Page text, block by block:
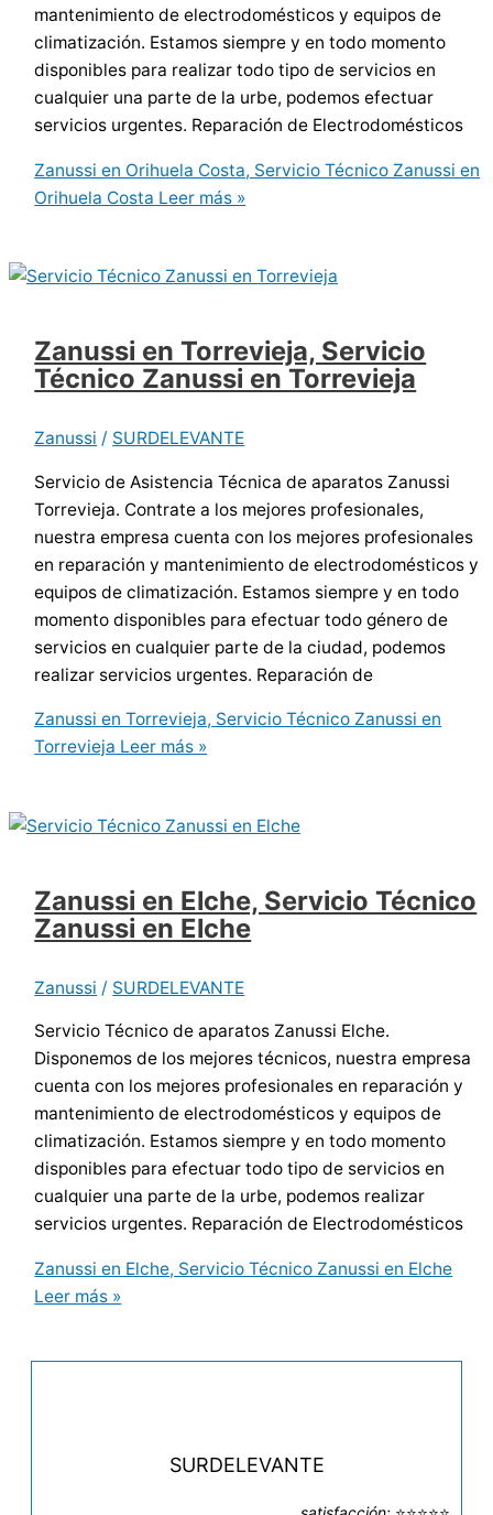
mantenimiento de electrodomésticos y equipos de
climatización. Estamos siempre y en todo momento
disponibles para realizar todo tipo de servicios en
cualquier una parte de la urbe, podemos efectuar
servicios urgentes. Reparación de Electrodomésticos
Zanussi en Orihuela Costa, Servicio Técnico Zanussi en
Orihuela Costa Leer más »
Zanussi en Torrevieja, Servicio
Técnico Zanussi en Torrevieja
Zanussi / SURDELEVANTE
Servicio de Asistencia Técnica de aparatos Zanussi
Torrevieja. Contrate a los mejores profesionales,
nuestra empresa cuenta con los mejores profesionales
en reparación y mantenimiento de electrodomésticos y
equipos de climatización. Estamos siempre y en todo
momento disponibles para efectuar todo género de
servicios en cualquier parte de la ciudad, podemos
realizar servicios urgentes. Reparación de
Zanussi en Torrevieja, Servicio Técnico Zanussi en
Torrevieja Leer más »
Zanussi en Elche, Servicio Técnico
Zanussi en Elche
Zanussi / SURDELEVANTE
Servicio Técnico de aparatos Zanussi Elche.
Disponemos de los mejores técnicos, nuestra empresa
cuenta con los mejores profesionales en reparación y
mantenimiento de electrodomésticos y equipos de
climatización. Estamos siempre y en todo momento
disponibles para efectuar todo tipo de servicios en
cualquier una parte de la urbe, podemos realizar
servicios urgentes. Reparación de Electrodomésticos
Zanussi en Elche, Servicio Técnico Zanussi en Elche
Leer más »
SURDELEVANTE